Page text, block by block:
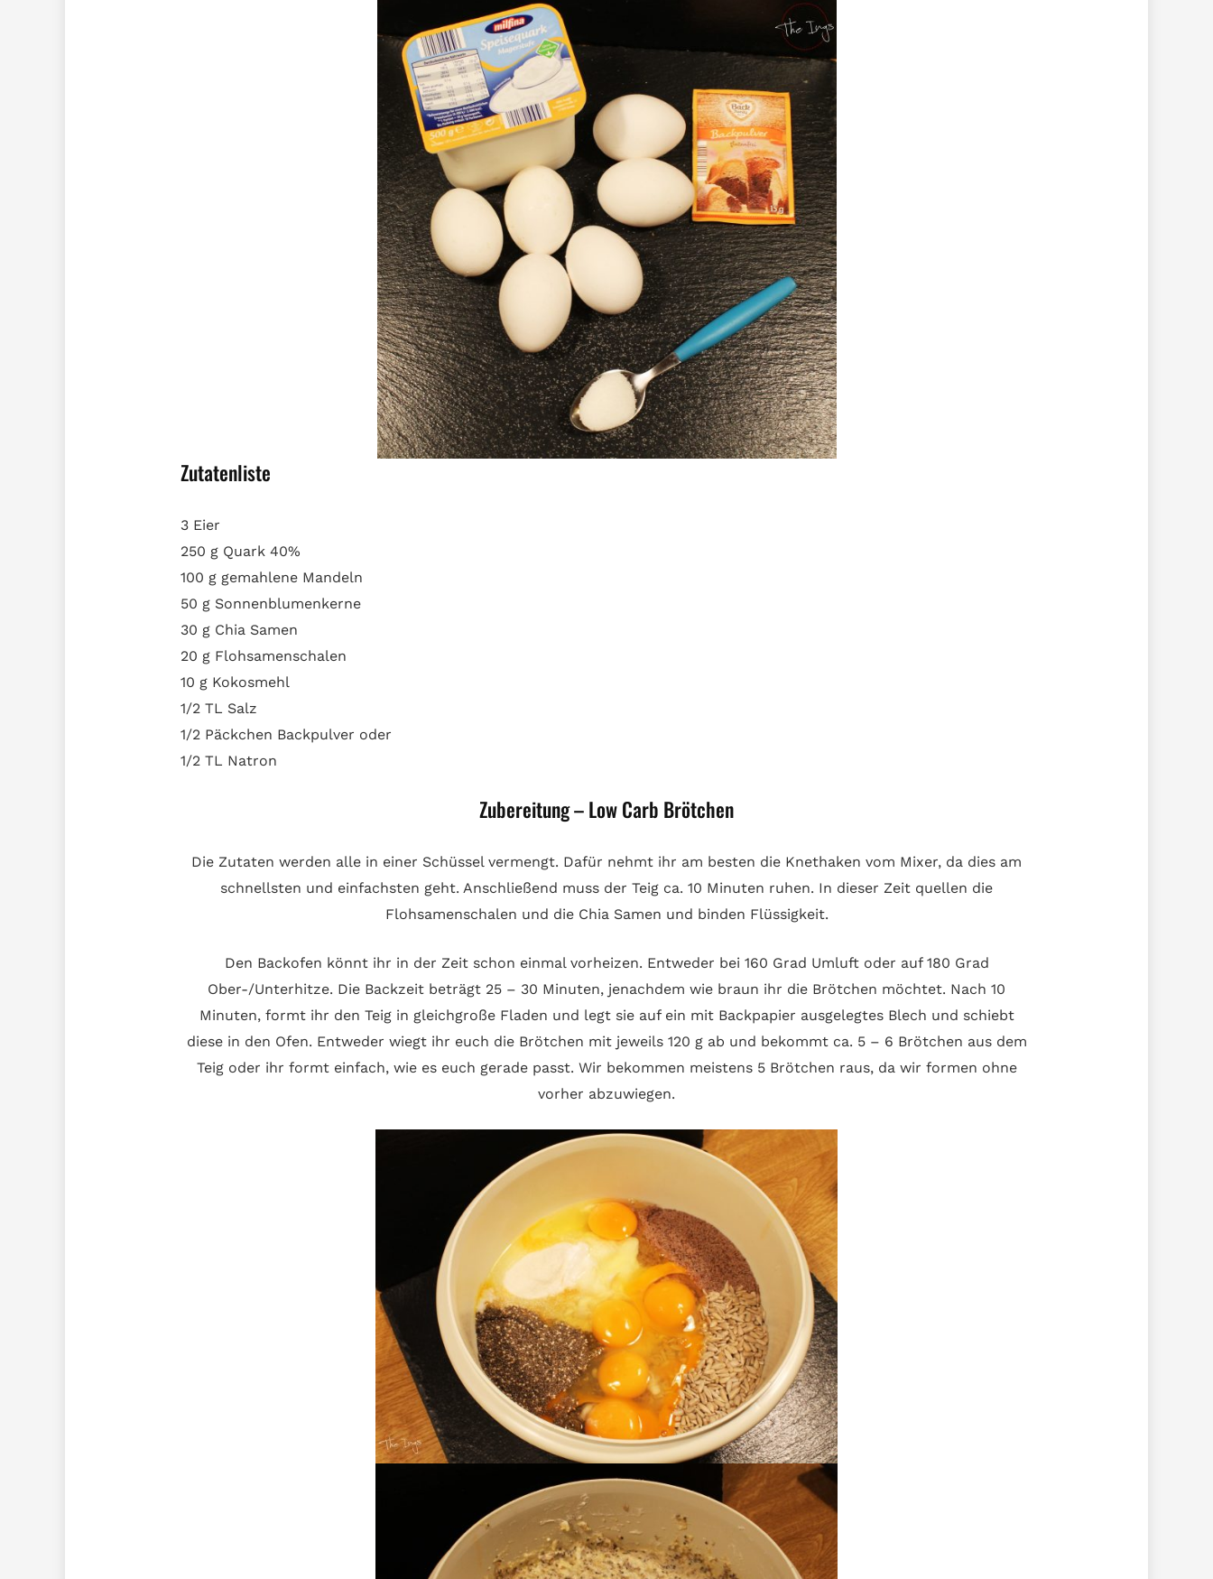
Zutatenliste
3 Eier
250 g Quark 40%
100 g gemahlene Mandeln
50 g Sonnenblumenkerne
30 g Chia Samen
20 g Flohsamenschalen
10 g Kokosmehl
1/2 TL Salz
1/2 Päckchen Backpulver oder
1/2 TL Natron
Zubereitung – Low Carb Brötchen
Die Zutaten werden alle in einer Schüssel vermengt. Dafür nehmt ihr am besten die Knethaken vom Mixer, da dies am
schnellsten und einfachsten geht. Anschließend muss der Teig ca. 10 Minuten ruhen. In dieser Zeit quellen die
Flohsamenschalen und die Chia Samen und binden Flüssigkeit.
Den Backofen könnt ihr in der Zeit schon einmal vorheizen. Entweder bei 160 Grad Umluft oder auf 180 Grad
Ober-/Unterhitze. Die Backzeit beträgt 25 – 30 Minuten, jenachdem wie braun ihr die Brötchen möchtet. Nach 10
Minuten, formt ihr den Teig in gleichgroße Fladen und legt sie auf ein mit Backpapier ausgelegtes Blech und schiebt
diese in den Ofen. Entweder wiegt ihr euch die Brötchen mit jeweils 120 g ab und bekommt ca. 5 – 6 Brötchen aus dem
Teig oder ihr formt einfach, wie es euch gerade passt. Wir bekommen meistens 5 Brötchen raus, da wir formen ohne
vorher abzuwiegen.